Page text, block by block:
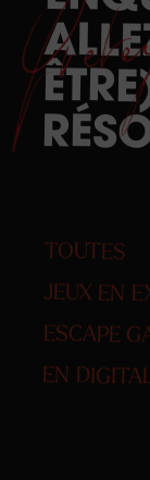
LILLE
TOUTES
JEUX EN
ESCAPE
EN